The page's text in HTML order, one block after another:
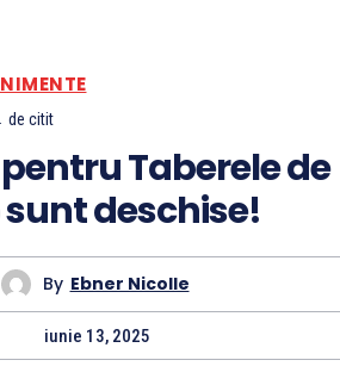
de citit
Taberele de
sunt deschise!
By Ebner Nicolle
iunie 13, 2025